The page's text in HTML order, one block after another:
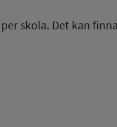
skola. Det kan